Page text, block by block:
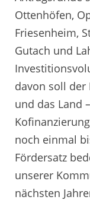
Ottenhöfen,
Friesenheim,
Gutach und
davon soll der
und das Land
noch einmal
Fördersatz
unserer
nächsten